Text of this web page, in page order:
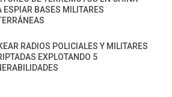
ESPIAR BASES MILITARES
RADIOS POLICIALES Y MILITARES
EXPLOTANDO 5